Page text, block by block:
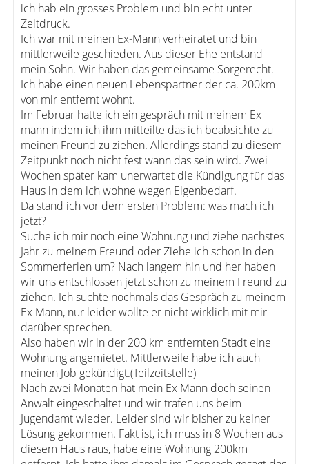
ich hab ein grosses Problem und bin echt unter
Zeitdruck.
Ich war mit meinen Ex-Mann verheiratet und bin
mittlerweile geschieden. Aus dieser Ehe entstand
mein Sohn. Wir haben das gemeinsame Sorgerecht.
Ich habe einen neuen Lebenspartner der ca. 200km
von mir entfernt wohnt.
Im Februar hatte ich ein gespräch mit meinem Ex
mann indem ich ihm mitteilte das ich beabsichte zu
meinen Freund zu ziehen. Allerdings stand zu diesem
Zeitpunkt noch nicht fest wann das sein wird. Zwei
Wochen später kam unerwartet die Kündigung für das
Haus in dem ich wohne wegen Eigenbedarf.
Da stand ich vor dem ersten Problem: was mach ich
jetzt?
Suche ich mir noch eine Wohnung und ziehe nächstes
Jahr zu meinem Freund oder Ziehe ich schon in den
Sommerferien um? Nach langem hin und her haben
wir uns entschlossen jetzt schon zu meinem Freund zu
ziehen. Ich suchte nochmals das Gespräch zu meinem
Ex Mann, nur leider wollte er nicht wirklich mit mir
darüber sprechen.
Also haben wir in der 200 km entfernten Stadt eine
Wohnung angemietet. Mittlerweile habe ich auch
meinen Job gekündigt.(Teilzeitstelle)
Nach zwei Monaten hat mein Ex Mann doch seinen
Anwalt eingeschaltet und wir trafen uns beim
Jugendamt wieder. Leider sind wir bisher zu keiner
Lösung gekommen. Fakt ist, ich muss in 8 Wochen aus
diesem Haus raus, habe eine Wohnung 200km